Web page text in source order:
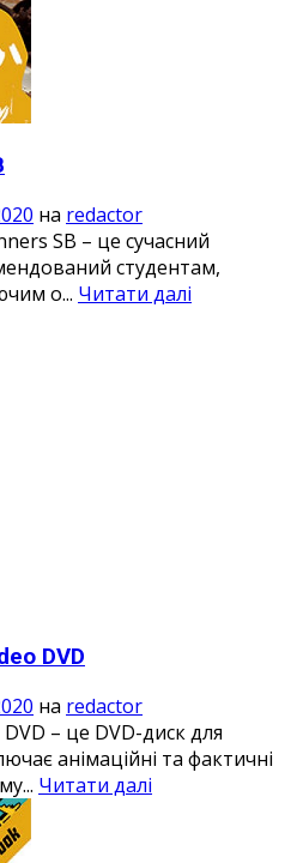
на redactor
SB – це сучасний
студентам,
о... Читати далі
DVD
на redactor
– це DVD-диск для
анімаційні та фактичні
Читати далі